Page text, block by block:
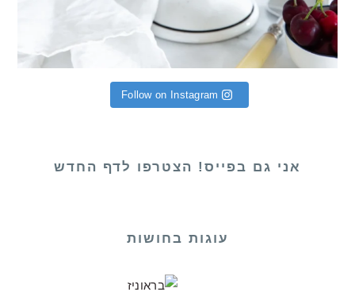
Follow on Instagram
אני גם בפייס! הצטרפו לדף החדש
עוגות בחושות